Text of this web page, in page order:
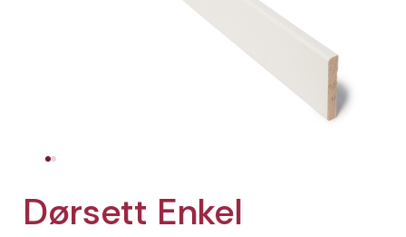
Dørsett Enkel